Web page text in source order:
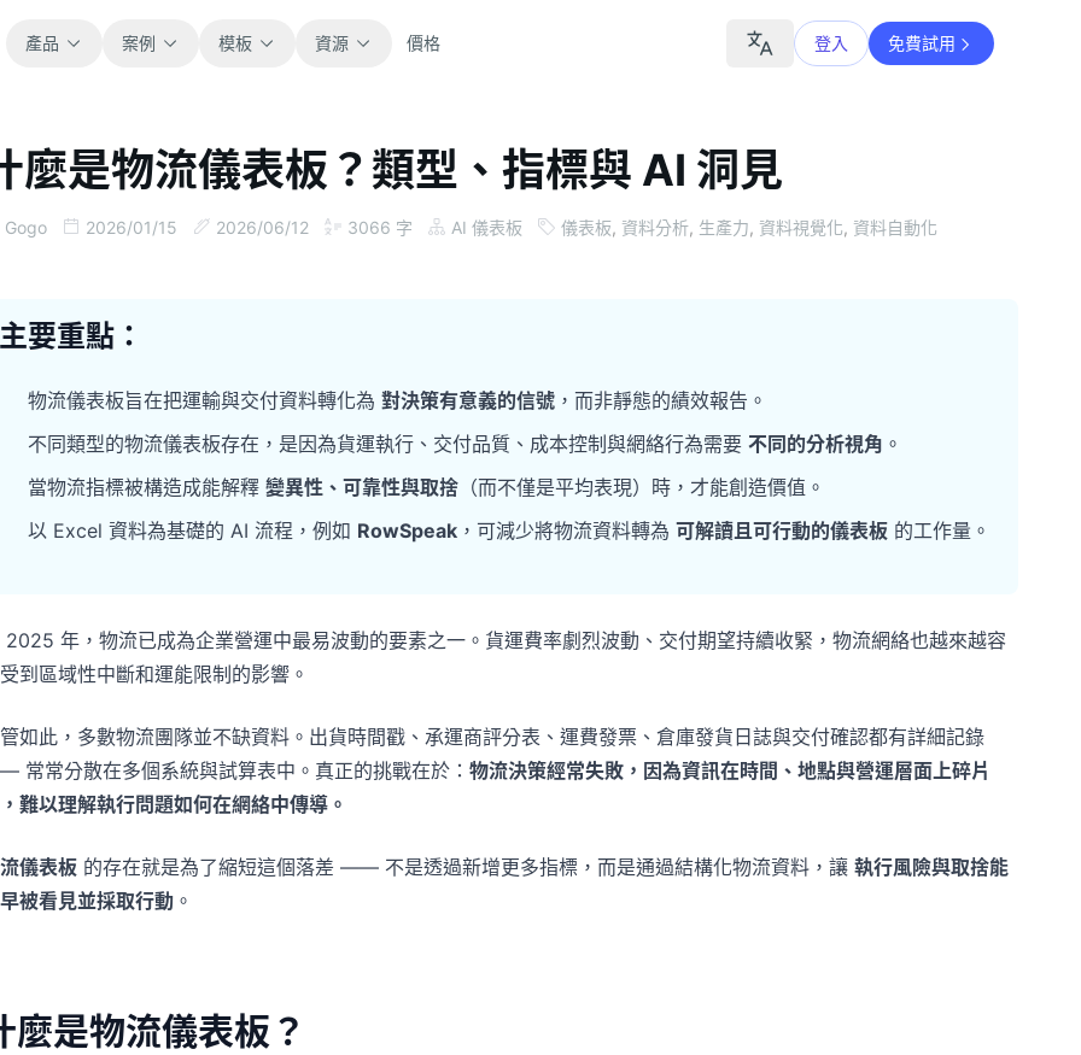
產品 案例 模板
全部
用於追蹤流程、協作、規劃與執行。
銷售
支援銷售管道、目標、預測與營收追蹤。
分析
用於儀表板、KPI 檢視與經營分析。
資源
部落格
查看產品文件、設定與使用說明。
提示詞庫
用於分析、報表與清理的實用提示詞。
快速入門
幫助新使用者與團隊快速上手。
價格 登入 免費試用
麼是物流儀表板？類型、指標與 AI 洞見
Gogo 2026/01/15 2026/06/12 3066 字 AI 儀表板 儀表板, 資料分析, 生產力, 資料視覺化, 資料自動化
主要重點：
物流儀表板旨在把運輸與交付資料轉化為 對決策有意義的信號 ，而非靜態的績效報告。
不同類型的物流儀表板存在，是因為貨運執行、交付品質、成本控制與網絡行為需要 不同的分析視角 。
當物流指標被構造成能解釋 變異性、可靠性與取捨 （而不僅是平均表現）時，才能創造價值。
以 Excel 資料為基礎的 AI 流程，例如 RowSpeak ，可減少將物流資料轉為 可解讀且可行動的儀表板 的工作量。
2025 年，物流已成為企業營運中最易波動的要素之一。貨運費率劇烈波動、交付期望持續收緊，物流網絡也越來越容
到區域性中斷和運能限制的影響。
如此，多數物流團隊並不缺資料。出貨時間戳、承運商評分表、運費發票、倉庫發貨日誌與交付確認都有詳細記錄
常常分散在多個系統與試算表中。真正的挑戰在於： 物流決策經常失敗，因為資訊在時間、地點與營運層面上碎片
難以理解執行問題如何在網絡中傳導。
儀表板 的存在就是為了縮短這個落差 —— 不是透過新增更多指標，而是通過結構化物流資料，讓 執行風險與取捨能
被看見並採取行動 。
麼是物流儀表板？